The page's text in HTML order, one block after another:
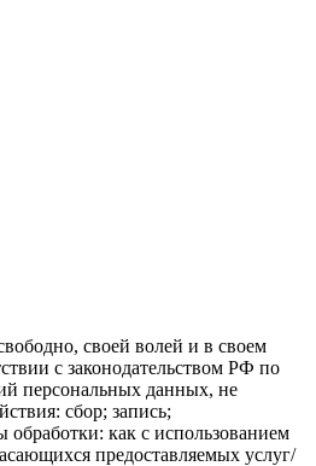
своей волей и в своем
с законодательством РФ по
персональных данных, не
сбор; запись;
как с использованием
предоставляемых услуг/